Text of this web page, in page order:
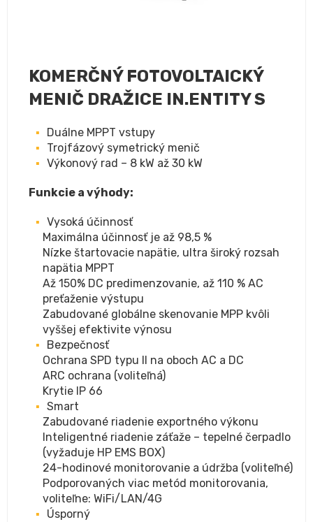
KOMERČNÝ FOTOVOLTAICKÝ
MENIČ DRAŽICE IN.ENTITY S
Duálne MPPT vstupy
Trojfázový symetrický menič
Výkonový rad – 8 kW až 30 kW
Funkcie a výhody:
Vysoká účinnosť
Maximálna účinnosť je až 98,5 %
Nízke štartovacie napätie, ultra široký rozsah
napätia MPPT
Až 150% DC predimenzovanie, až 110 % AC
preťaženie výstupu
Zabudované globálne skenovanie MPP kvôli
vyššej efektivite výnosu
Bezpečnosť
Ochrana SPD typu II na oboch AC a DC
ARC ochrana (voliteľná)
Krytie IP 66
Smart
Zabudované riadenie exportného výkonu
Inteligentné riadenie záťaže – tepelné čerpadlo
(vyžaduje HP EMS BOX)
24-hodinové monitorovanie a údržba (voliteľné)
Podporovaných viac metód monitorovania,
voliteľne: WiFi/LAN/4G
Úsporný